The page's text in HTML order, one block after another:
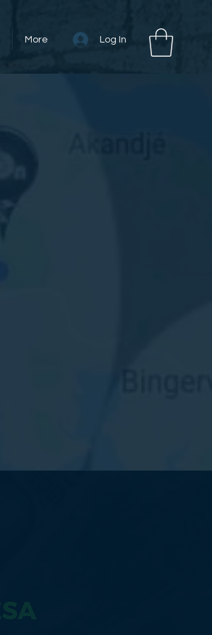
Log In
More